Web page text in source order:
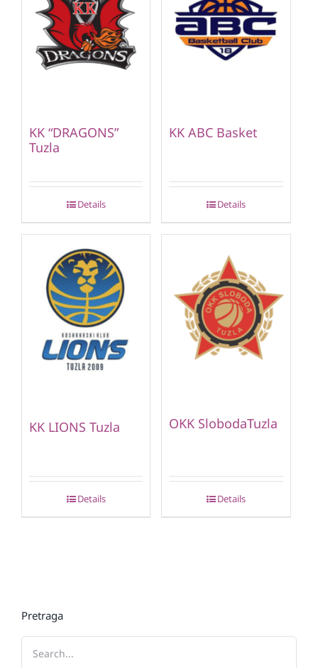
KK “DRAGONS”
Tuzla
Details
KK ABC Basket
Details
KK LIONS Tuzla
Details
OKK SlobodaTuzla
Details
Pretraga